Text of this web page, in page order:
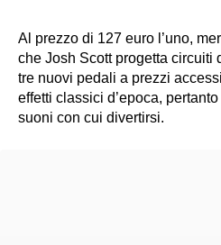
Al prezzo di 127 euro l’uno,
che Josh Scott progetta circuiti
tre nuovi pedali a prezzi
effetti classici d’epoca,
suoni con cui divertirsi.